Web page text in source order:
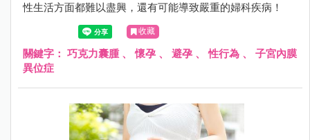
性生活方面都難以盡興，還有可能導致嚴重的婦科疾病！
收藏
關鍵字： 巧克力囊腫、懷孕 、 避孕 、性行為 、 子宮內膜
異位症